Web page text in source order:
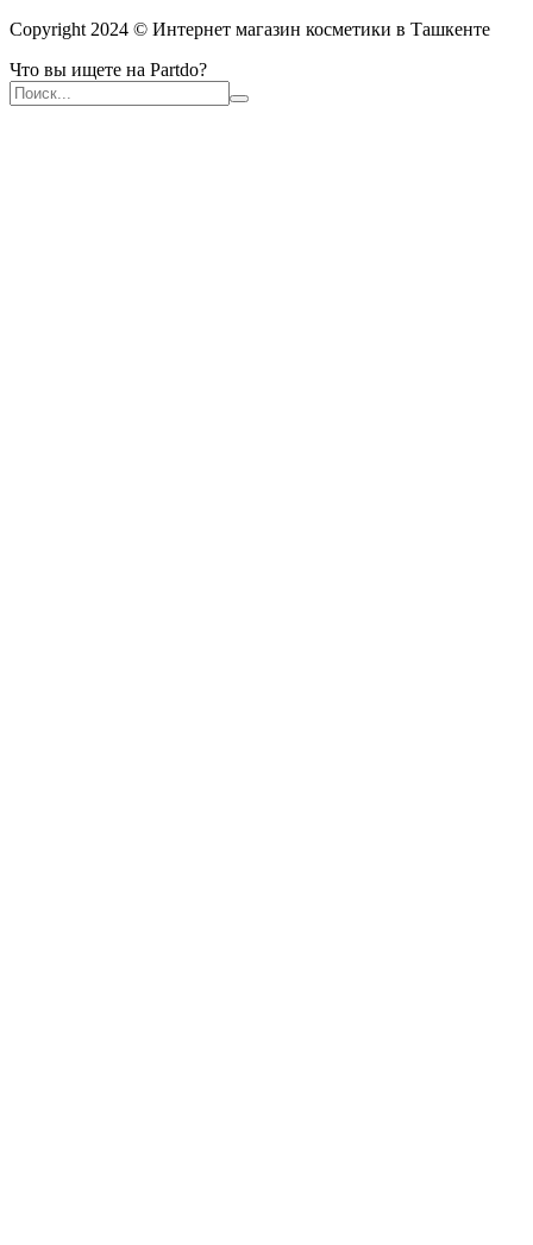
Copyright 2024 © Интернет магазин косметики в Ташкенте
Что вы ищете на Partdo?